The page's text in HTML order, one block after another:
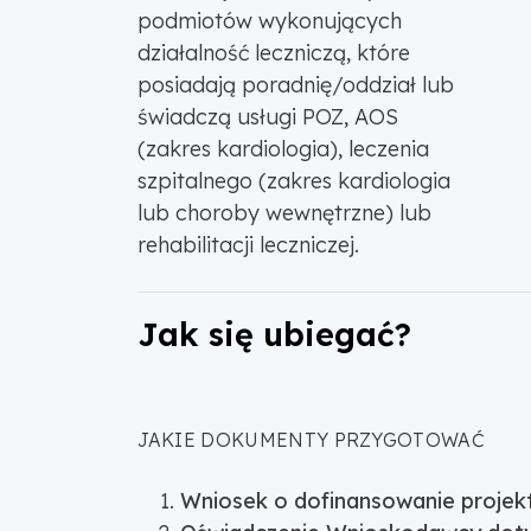
podmiotów wykonujących
działalność leczniczą, które
posiadają poradnię/oddział lub
świadczą usługi POZ, AOS
(zakres kardiologia), leczenia
szpitalnego (zakres kardiologia
lub choroby wewnętrzne) lub
rehabilitacji leczniczej.
Jak się ubiegać?
JAKIE DOKUMENTY PRZYGOTOWAĆ
Wniosek o dofinansowanie